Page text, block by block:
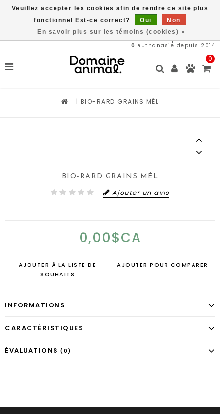
569animaux adoptés en 2026
0 euthanasie depuis 2014
0
| BIO-RARD GRAINS MÉL
BIO-RARD GRAINS MÉL
Ajouter un avis
0,00$CA
AJOUTER À LA LISTE DE
SOUHAITS
AJOUTER POUR COMPARER
INFORMATIONS
CARACTÉRISTIQUES
ÉVALUATIONS (0)
Veuillez accepter les cookies afin de rendre ce site plus
fonctionnel Est-ce correct?
Oui
Non
En savoir plus sur les témoins (cookies) »
Livraison gratuite à partir de 89$*